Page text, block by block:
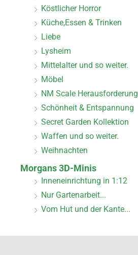
Köstlicher Horror
Küche,Essen & Trinken
Liebe
Lysheim
Mittelalter und so weiter.
Möbel
NM Scale Herausforderung
Schönheit & Entspannung
Secret Garden Kollektion
Waffen und so weiter.
Weihnachten
Morgans 3D-Minis
Inneneinrichtung in 1:12
Nur Gartenarbeit...
Vom Hut und der Kante...